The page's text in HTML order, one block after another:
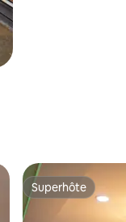
Superhôte
Superhôte